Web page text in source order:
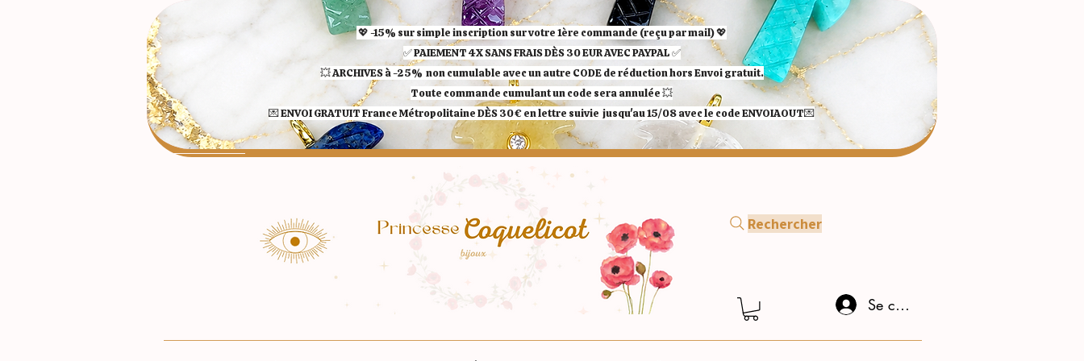
💖 -15% sur simple inscription sur votre 1ère commande (reçu par mail) 💖
✅ ​PAIEMENT 4X SANS FRAIS DÈS 30 EUR AVEC PAYPAL​ ✅​​​​​​​
💥 ARCHIVES à -25% non cumulable avec un autre CODE de réduction hors Envoi gratuit.
Toute commande cumulant un code sera annulée 💥
💌 ENVOI GRATUIT France Métropolitaine DÈS 30€ en lettre suivie jusqu'au 15/08 avec le code ENVOIAOUT💌​
Se connecter
Rechercher